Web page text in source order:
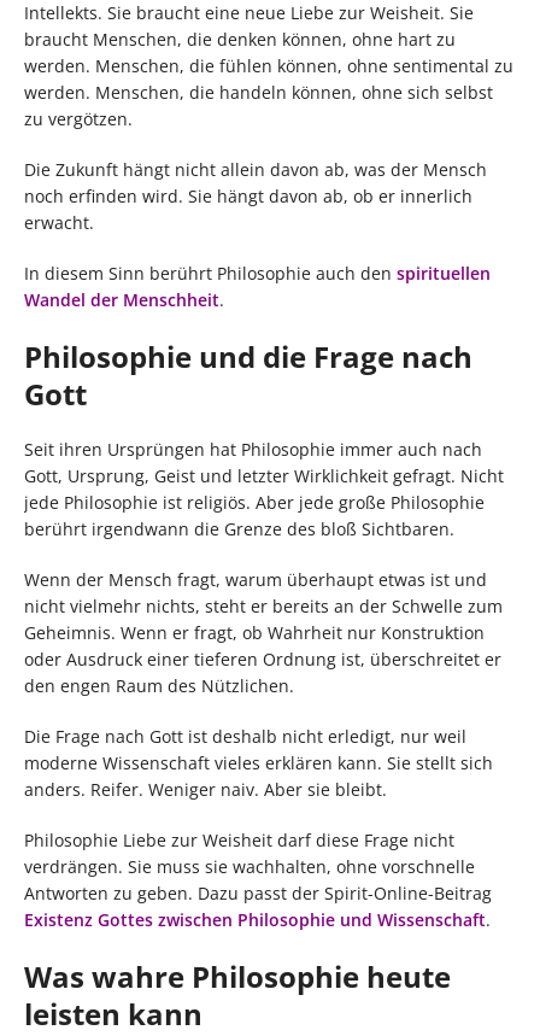
Intellekts. Sie braucht eine neue Liebe zur Weisheit. Sie
braucht Menschen, die denken können, ohne hart zu
werden. Menschen, die fühlen können, ohne sentimental zu
werden. Menschen, die handeln können, ohne sich selbst
zu vergötzen.
Die Zukunft hängt nicht allein davon ab, was der Mensch
noch erfinden wird. Sie hängt davon ab, ob er innerlich
erwacht.
In diesem Sinn berührt Philosophie auch den spirituellen
Wandel der Menschheit.
Philosophie und die Frage nach
Gott
Seit ihren Ursprüngen hat Philosophie immer auch nach
Gott, Ursprung, Geist und letzter Wirklichkeit gefragt. Nicht
jede Philosophie ist religiös. Aber jede große Philosophie
berührt irgendwann die Grenze des bloß Sichtbaren.
Wenn der Mensch fragt, warum überhaupt etwas ist und
nicht vielmehr nichts, steht er bereits an der Schwelle zum
Geheimnis. Wenn er fragt, ob Wahrheit nur Konstruktion
oder Ausdruck einer tieferen Ordnung ist, überschreitet er
den engen Raum des Nützlichen.
Die Frage nach Gott ist deshalb nicht erledigt, nur weil
moderne Wissenschaft vieles erklären kann. Sie stellt sich
anders. Reifer. Weniger naiv. Aber sie bleibt.
Philosophie Liebe zur Weisheit darf diese Frage nicht
verdrängen. Sie muss sie wachhalten, ohne vorschnelle
Antworten zu geben. Dazu passt der Spirit-Online-Beitrag
Existenz Gottes zwischen Philosophie und Wissenschaft.
Was wahre Philosophie heute
leisten kann